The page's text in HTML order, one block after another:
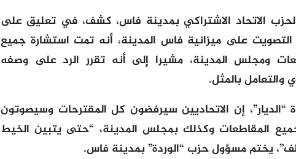
الاتحاد الاشتراكي بمدينة فاس، كشف، في تعليق على
على ميزانية فاس المدينة، أنه تمت استشارة جميع
ومجلس المدينة، مشيرا إلى أنه تقرر الرد على وصفه
والتعامل بالمثل.
إن الاتحاديين سيرفضون كل المقترحات وسيصوتون
المقاطعات وكذلك بمجلس المدينة، “حتى يتبين الخيط
يختم مسؤول حزب “الوردة” بمدينة فاس.